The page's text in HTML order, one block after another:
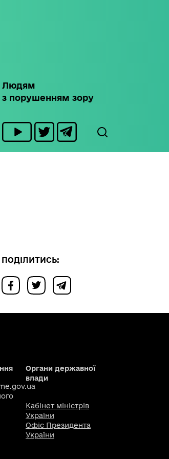
Людям
з порушенням зору
ПОДІЛИТИСЬ:
Органи державної
влади
Кабінет міністрів
України
Офіс Президента
України